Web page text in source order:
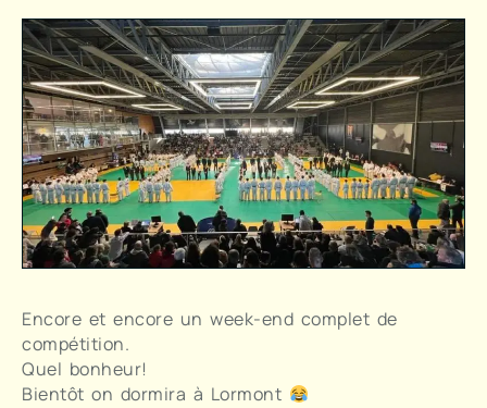
Encore et encore un week-end complet de
compétition.
Quel bonheur!
Bientôt on dormira à Lormont